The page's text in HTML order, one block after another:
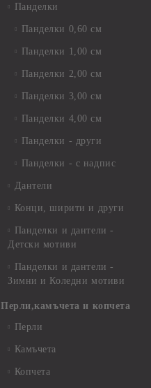
Панделки
Панделки 0,60 см
Панделки 1,00 см
Панделки 2,00 см
Панделки 3,00 см
Панделки 4,00 см
Панделки - други
Панделки - с надпис
Дантели
Конци, ширити и други
Панделки и дантели -
Детски мотиви
Панделки и дантели -
Зимни и Коледни мотиви
Перли,камъчета и копчета
Перли
Камъчета
Копчета